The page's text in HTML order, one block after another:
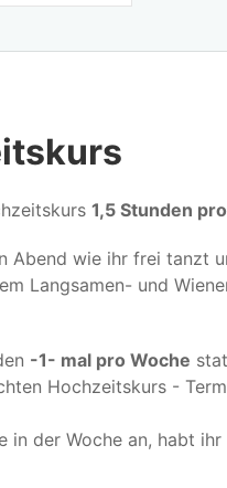
1,5 Stunden
Abend wie ihr frei tanzt
Langsamen- und
-1- mal pro Woche
Hochzeitskurs -
in der Woche an, habt